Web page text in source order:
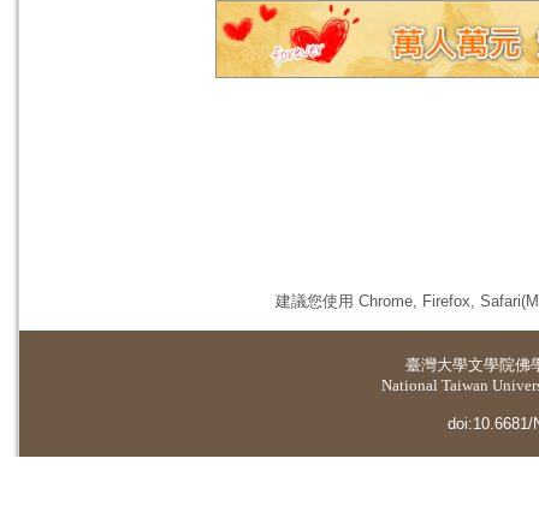
建議您使用 Chrome, Firefox,
臺灣大學文學院佛
National Taiwan
doi:10.6681/